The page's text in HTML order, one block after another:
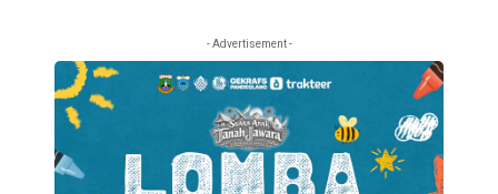
- Advertisement -